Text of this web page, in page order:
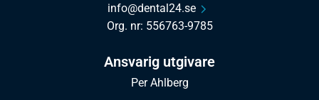
info@dental24.se
Org. nr: 556763-9785
Ansvarig utgivare
Per Ahlberg